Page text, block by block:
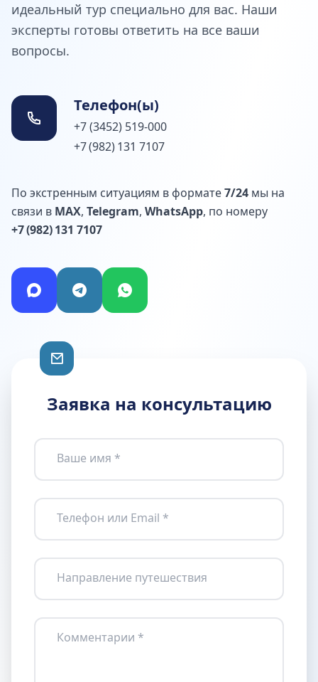
идеальный тур специально для вас. Наши
эксперты готовы ответить на все ваши
вопросы.
Телефон(ы)
+7 (3452) 519-000
+7 (982) 131 7107
По экстренным ситуациям в формате7/24 мы на
связи в MAX, Telegram, WhatsApp, по номеру
+7 (982) 131 7107
Заявка на консультацию
Ваше имя *
Телефон или Email *
Направление путешествия
Комментарии *